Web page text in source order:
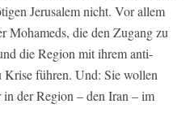
Jerusalem nicht. Vor allem
Mohameds, die den Zugang zu
die Region mit ihrem anti-
führen. Und: Sie wollen
der Region – den Iran – im